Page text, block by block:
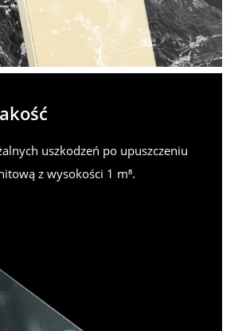
uszkodzeń po upuszczeniu
z wysokości 1 m⁸.